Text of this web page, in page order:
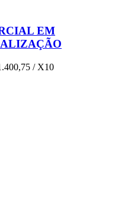
EM
/ X10